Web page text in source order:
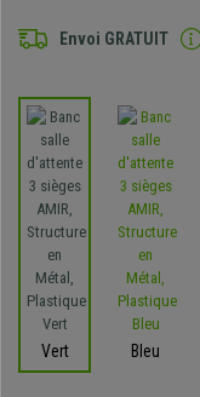
Envoi GRATUIT
Vert Bleu